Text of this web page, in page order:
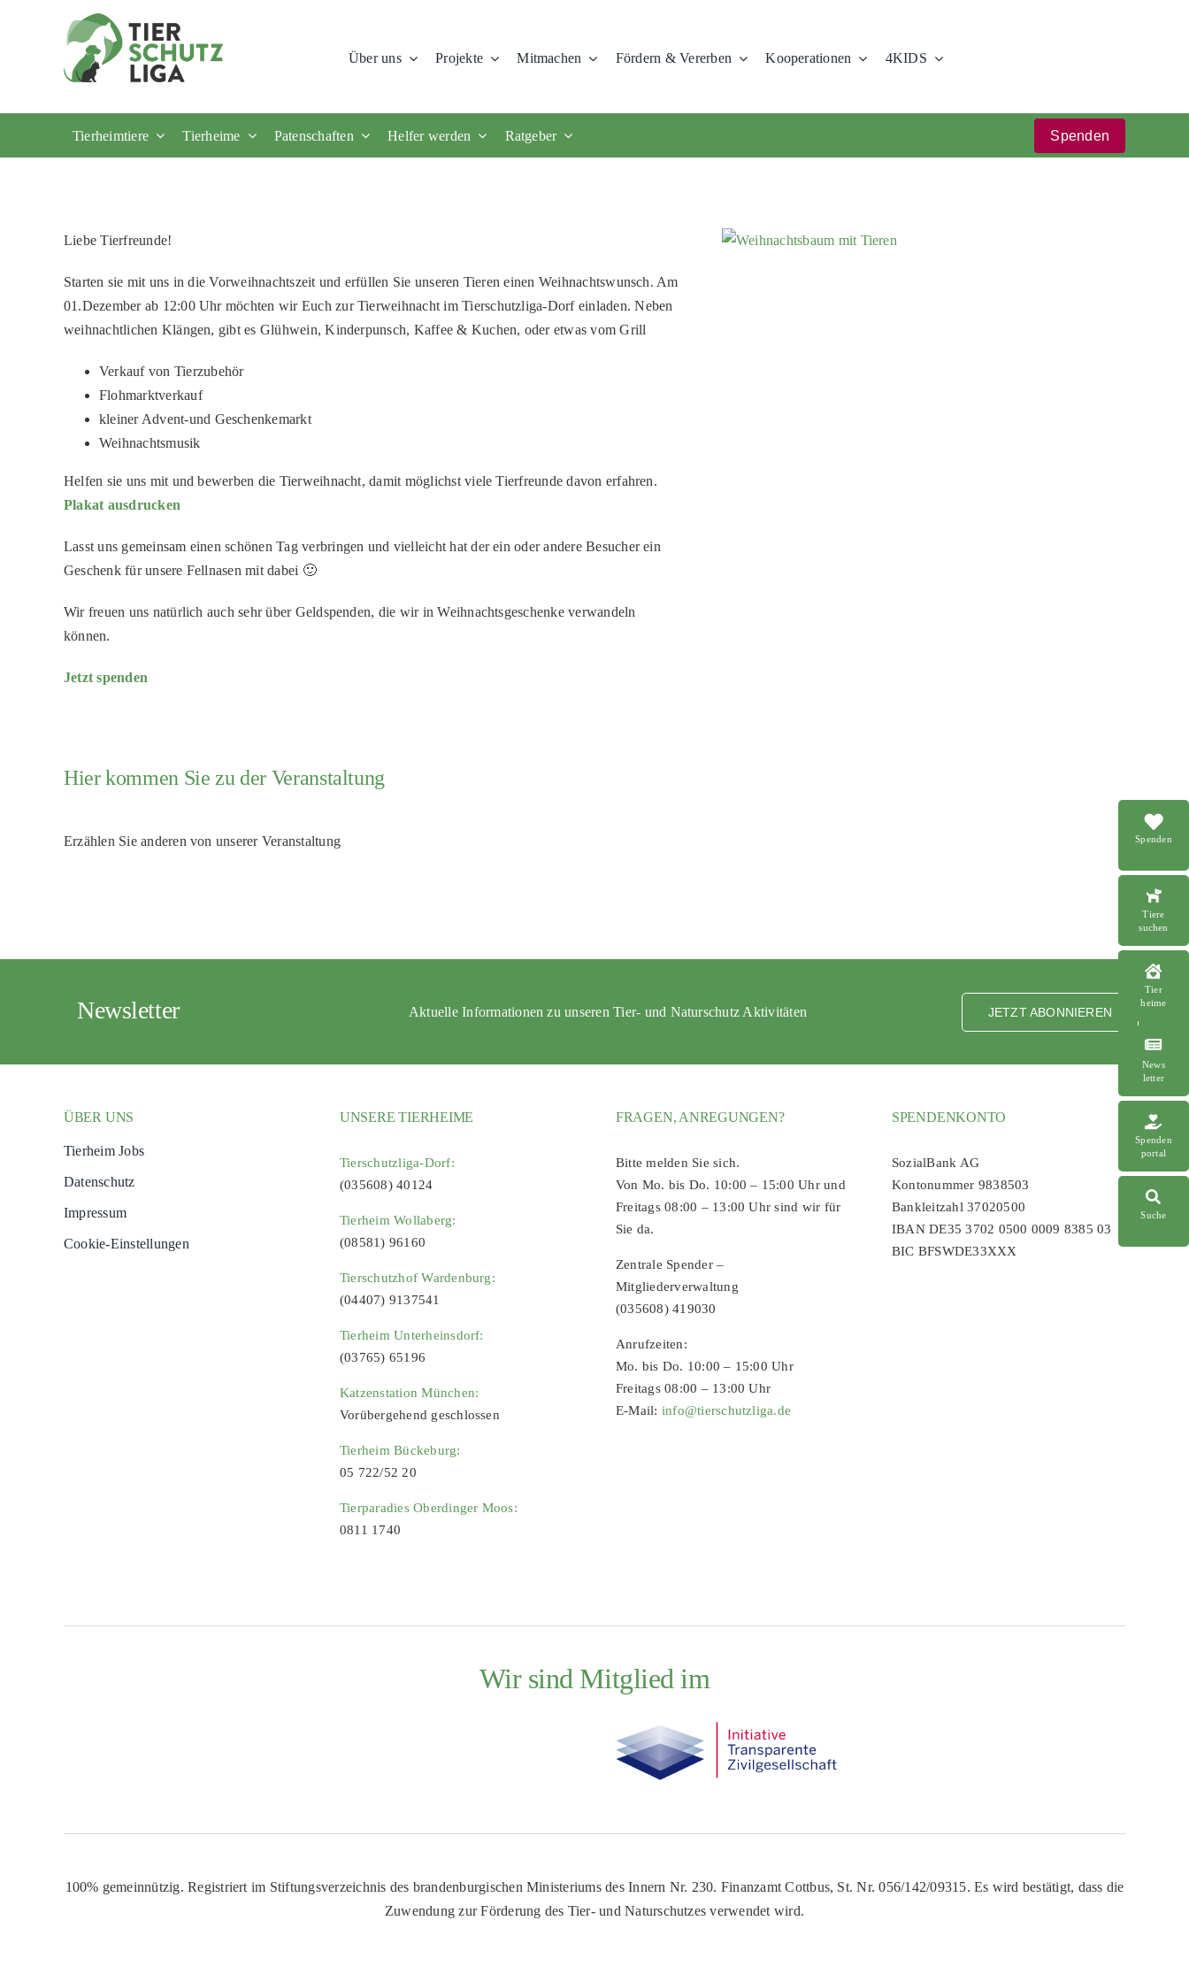
Über uns Projekte Mitmachen Fördern & Vererben Kooperationen 4KIDS
Tierheimtiere Tierheime Patenschaften Helfer werden Ratgeber Spenden
Spenden
Tiere
suchen
Tier
heime
News
letter
Spenden
portal
Suche
Liebe Tierfreunde!
Starten sie mit uns in die Vorweihnachtszeit und erfüllen Sie unseren Tieren einen Weihnachtswunsch. Am
01.Dezember ab 12:00 Uhr möchten wir Euch zur Tierweihnacht im Tierschutzliga-Dorf einladen. Neben
weihnachtlichen Klängen, gibt es Glühwein, Kinderpunsch, Kaffee & Kuchen, oder etwas vom Grill
Verkauf von Tierzubehör
Flohmarktverkauf
kleiner Advent-und Geschenkemarkt
Weihnachtsmusik
Helfen sie uns mit und bewerben die Tierweihnacht, damit möglichst viele Tierfreunde davon erfahren.
Plakat ausdrucken
Lasst uns gemeinsam einen schönen Tag verbringen und vielleicht hat der ein oder andere Besucher ein
Geschenk für unsere Fellnasen mit dabei 🙂
Wir freuen uns natürlich auch sehr über Geldspenden, die wir in Weihnachtsgeschenke verwandeln
können.
Jetzt spenden
Hier kommen Sie zu der Veranstaltung
Erzählen Sie anderen von unserer Veranstaltung
Newsletter Aktuelle Informationen zu unseren Tier- und Naturschutz Aktivitäten JETZT ABONNIEREN
ÜBER UNS
Tierheim Jobs
Datenschutz
Impressum
Cookie-Einstellungen
UNSERE TIERHEIME
Tierschutzliga-Dorf:
(035608) 40124
Tierheim Wollaberg:
(08581) 96160
Tierschutzhof Wardenburg:
(04407) 9137541
Tierheim Unterheinsdorf:
(03765) 65196
Katzenstation München:
Vorübergehend geschlossen
Tierheim Bückeburg:
05 722/52 20
Tierparadies Oberdinger Moos:
0811 1740
FRAGEN, ANREGUNGEN?
Bitte melden Sie sich.
Von Mo. bis Do. 10:00 – 15:00 Uhr und
Freitags 08:00 – 13:00 Uhr sind wir für
Sie da.
Zentrale Spender –
Mitgliederverwaltung
(035608) 419030
Anrufzeiten:
Mo. bis Do. 10:00 – 15:00 Uhr
Freitags 08:00 – 13:00 Uhr
E-Mail: info@tierschutzliga.de
SPENDENKONTO
SozialBank AG
Kontonummer 9838503
Bankleitzahl 37020500
IBAN DE35 3702 0500 0009 8385 03
BIC BFSWDE33XXX
Wir sind Mitglied im
100% gemeinnützig. Registriert im Stiftungsverzeichnis des brandenburgischen Ministeriums des Innern Nr. 230. Finanzamt Cottbus, St. Nr. 056/142/09315. Es wird bestätigt, dass die
Zuwendung zur Förderung des Tier- und Naturschutzes verwendet wird.